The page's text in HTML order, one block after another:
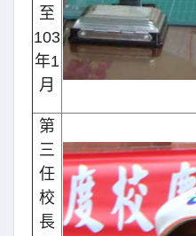
至
103
年1
月
第
三
任
校
長